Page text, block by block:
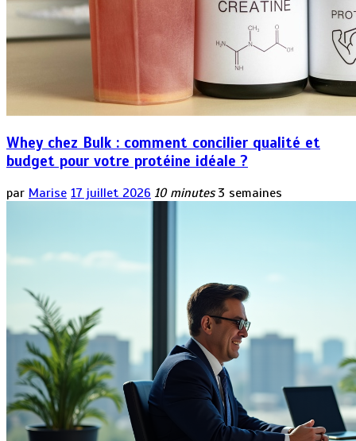
Whey chez Bulk : comment concilier qualité et
budget pour votre protéine idéale ?
par Marise 17 juillet 2026 10 minutes 3 semaines